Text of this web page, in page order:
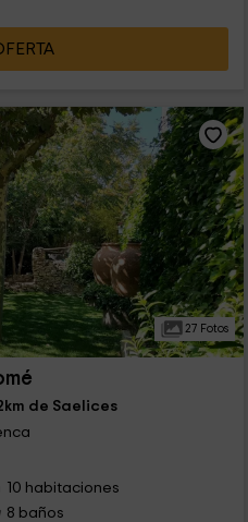
27 Fotos
de Saelices
10 habitaciones
8 baños